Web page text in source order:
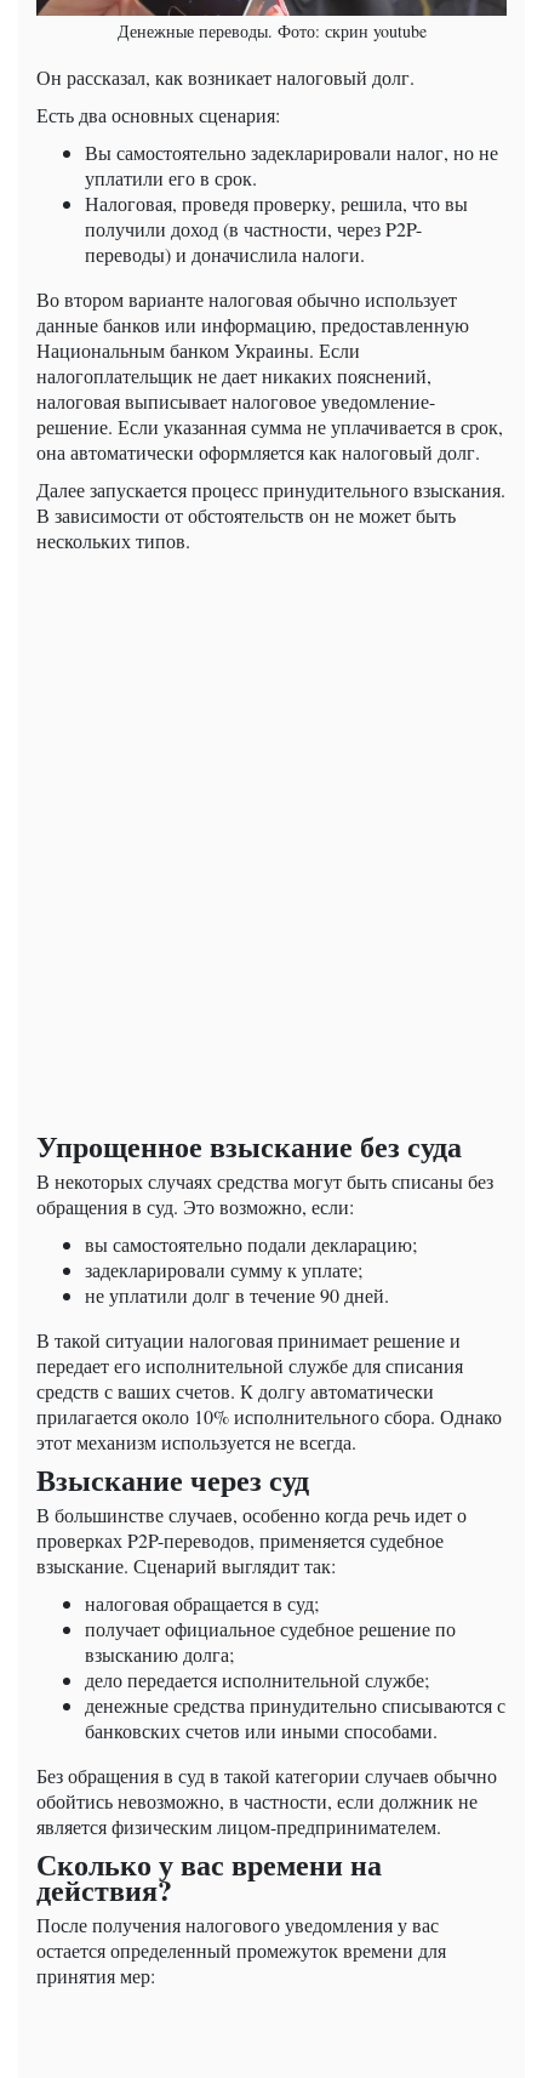
Денежные переводы. Фото: скрин youtube
Он рассказал, как возникает налоговый долг.
Есть два основных сценария:
Вы самостоятельно задекларировали налог, но не
уплатили его в срок.
Налоговая, проведя проверку, решила, что вы
получили доход (в частности, через P2P-
переводы) и доначислила налоги.
Во втором варианте налоговая обычно использует
данные банков или информацию, предоставленную
Национальным банком Украины. Если
налогоплательщик не дает никаких пояснений,
налоговая выписывает налоговое уведомление-
решение. Если указанная сумма не уплачивается в срок,
она автоматически оформляется как налоговый долг.
Далее запускается процесс принудительного взыскания.
В зависимости от обстоятельств он не может быть
нескольких типов.
Упрощенное взыскание без суда
В некоторых случаях средства могут быть списаны без
обращения в суд. Это возможно, если:
вы самостоятельно подали декларацию;
задекларировали сумму к уплате;
не уплатили долг в течение 90 дней.
В такой ситуации налоговая принимает решение и
передает его исполнительной службе для списания
средств с ваших счетов. К долгу автоматически
прилагается около 10% исполнительного сбора. Однако
этот механизм используется не всегда.
Взыскание через суд
В большинстве случаев, особенно когда речь идет о
проверках P2P-переводов, применяется судебное
взыскание. Сценарий выглядит так:
налоговая обращается в суд;
получает официальное судебное решение по
взысканию долга;
дело передается исполнительной службе;
денежные средства принудительно списываются с
банковских счетов или иными способами.
Без обращения в суд в такой категории случаев обычно
обойтись невозможно, в частности, если должник не
является физическим лицом-предпринимателем.
Сколько у вас времени на
действия?
После получения налогового уведомления у вас
остается определенный промежуток времени для
принятия мер: